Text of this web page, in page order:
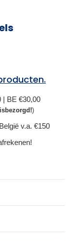
| BE €30,00
)
v.a. €150